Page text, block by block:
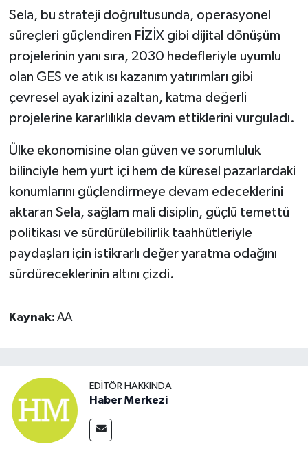
Sela, bu strateji doğrultusunda, operasyonel
süreçleri güçlendiren FİZİX gibi dijital dönüşüm
projelerinin yanı sıra, 2030 hedefleriyle uyumlu
olan GES ve atık ısı kazanım yatırımları gibi
çevresel ayak izini azaltan, katma değerli
projelerine kararlılıkla devam ettiklerini vurguladı.
Ülke ekonomisine olan güven ve sorumluluk
bilinciyle hem yurt içi hem de küresel pazarlardaki
konumlarını güçlendirmeye devam edeceklerini
aktaran Sela, sağlam mali disiplin, güçlü temettü
politikası ve sürdürülebilirlik taahhütleriyle
paydaşları için istikrarlı değer yaratma odağını
sürdüreceklerinin altını çizdi.
Kaynak: AA
EDITÖR HAKKINDA
Haber Merkezi